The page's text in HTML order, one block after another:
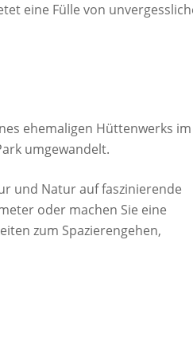
eine Fülle von
ehemaligen Hüttenwerks im
umgewandelt.
und Natur auf faszinierende
oder machen Sie eine
zum Spazierengehen,